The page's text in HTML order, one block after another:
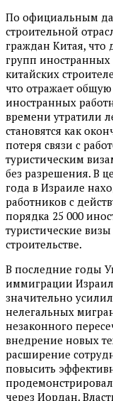
По официальным
строительной
граждан Китая,
групп иностранных
китайских
что отражает
иностранных
времени утратили
становятся как
потеря связи с
туристическим
без разрешения. В
года в Израиле
работников с
порядка 25 000
туристические
строительстве.
В последние годы
иммиграции
значительно
нелегальных
незаконного
внедрение новых
расширение
повысить
через Иордан.